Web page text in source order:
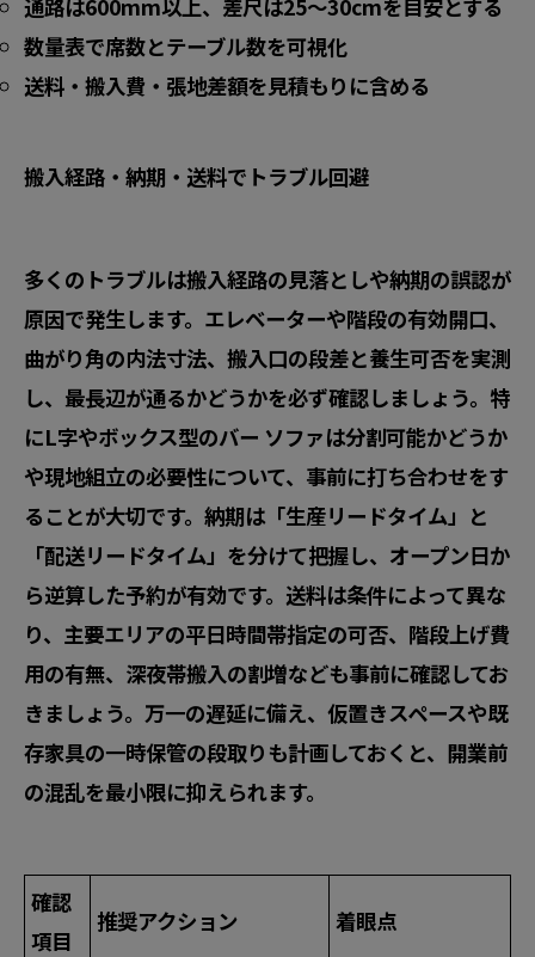
通路は600mm以上、差尺は25〜30cmを目安とする
数量表で席数とテーブル数を可視化
送料・搬入費・張地差額を見積もりに含める
搬入経路・納期・送料でトラブル回避
多くのトラブルは搬入経路の見落としや納期の誤認が
原因で発生します。エレベーターや階段の有効開口、
曲がり角の内法寸法、搬入口の段差と養生可否を実測
し、最長辺が通るかどうかを必ず確認しましょう。特
にL字やボックス型のバー ソファは分割可能かどうか
や現地組立の必要性について、事前に打ち合わせをす
ることが大切です。納期は「生産リードタイム」と
「配送リードタイム」を分けて把握し、オープン日か
ら逆算した予約が有効です。送料は条件によって異な
り、 主要エリアの平日時間帯指定の可否、階段上げ費
用の有無、深夜帯搬入の割増なども事前に確認してお
きましょう。万一の遅延に備え、仮置きスペースや既
存家具の一時保管の段取りも計画しておくと、開業前
の混乱を最小限に抑えられます。
確認
項目
推奨アクション 着眼点